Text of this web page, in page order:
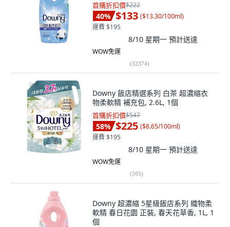
首購折扣價$222
40% $133 ($13.30/100ml)
運費 $195
8/10 星期一 預計送達
WOW免運
(32374)
Downy 飯店精選系列 白茶 超濃縮衣
物柔軟精 補充包, 2.6L, 1個
首購折扣價$547
58% $225 ($8.65/100ml)
運費 $195
8/10 星期一 預計送達
WOW免運
(595)
Downy 超濃縮 5星級飯店系列 織物柔
軟精 春日花園 正裝, 春天花草香, 1L, 1
個